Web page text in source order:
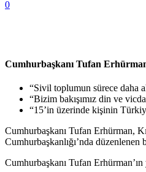
0
Cumhurbaşkanı Tufan
“Sivil toplumun sürece daha
“Bizim bakışımız din ve
“15’in üzerinde kişinin
Cumhurbaşkanı Tufan Erhürman,
Cumhurbaşkanlığı’nda
Cumhurbaşkanı Tufan Erhürman’ın